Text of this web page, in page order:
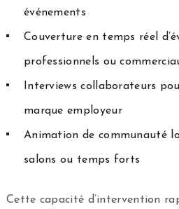
événements
Couverture en temps réel
professionnels ou
Interviews collaborateurs
marque employeur
Animation de communauté
salons ou temps forts
Cette capacité d’intervention